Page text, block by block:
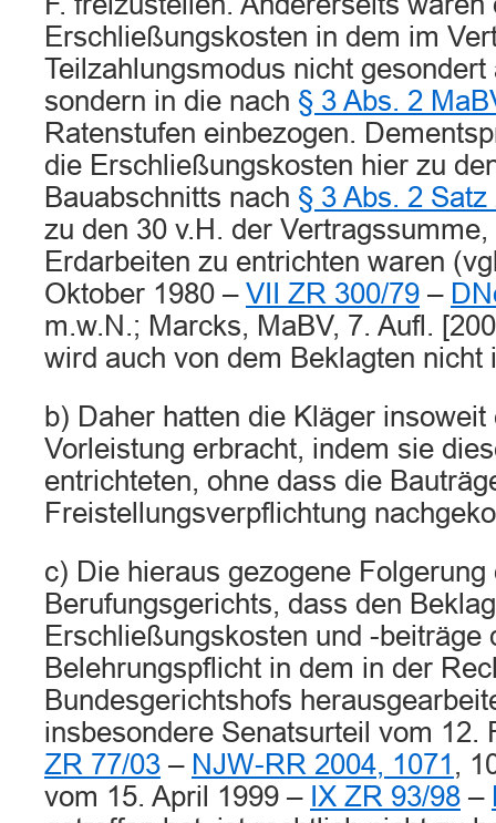
Erschließungskosten in dem im
Teilzahlungsmodus nicht
sondern in die nach § 3 Abs. 2
Ratenstufen einbezogen.
die Erschließungskosten hier zu
Bauabschnitts nach § 3 Abs. 2
zu den 30 v.H. der
Erdarbeiten zu entrichten waren
Oktober 1980 – VII ZR 300/79 –
m.w.N.; Marcks, MaBV, 7. Aufl.
wird auch von dem Beklagten nicht
b) Daher hatten die Kläger
Vorleistung erbracht, indem sie
entrichteten, ohne dass die
Freistellungsverpflichtung
c) Die hieraus gezogene Folgerung
Berufungsgerichts, dass den
Erschließungskosten und -beiträge
Belehrungspflicht in dem in der
Bundesgerichtshofs
insbesondere Senatsurteil vom 12.
ZR 77/03 – NJW-RR 2004, 1071 ,
vom 15. April 1999 – IX ZR 93/98 –